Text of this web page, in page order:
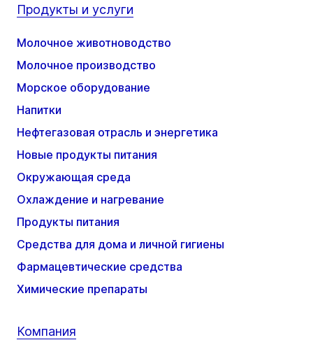
Продукты и услуги
Молочное животноводство
Молочное производство
Морское оборудование
Напитки
Нефтегазовая отрасль и энергетика
Новые продукты питания
Окружающая среда
Охлаждение и нагревание
Продукты питания
Средства для дома и личной гигиены
Фармацевтические средства
Химические препараты
Компания